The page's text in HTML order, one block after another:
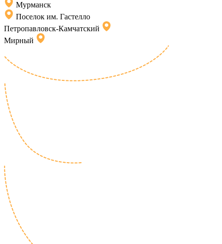
Мурманск
Поселок им. Гастелло
Петропавловск-Камчатский
Мирный